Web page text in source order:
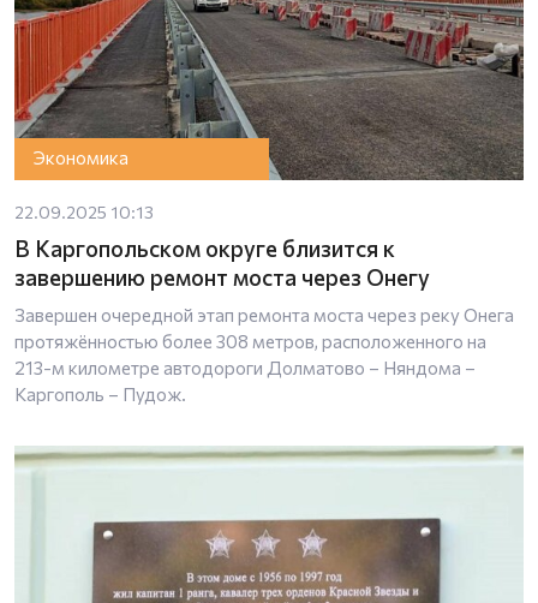
Экономика
22.09.2025 10:13
В Каргопольском округе близится к
завершению ремонт моста через Онегу
Завершен очередной этап ремонта моста через реку Онега
протяжённостью более 308 метров, расположенного на
213-м километре автодороги Долматово – Няндома –
Каргополь – Пудож.